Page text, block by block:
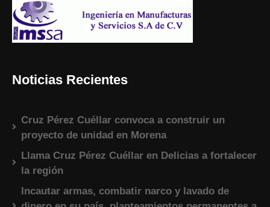
Noticias Recientes
Cruz Pérez Cuéllar convoca a construir un
proyecto de unidad en Morena
Llama Cruz Pérez Cuéllar en Delicias a fortalecer
la región
Incautar armas, combatir narco y lavado de